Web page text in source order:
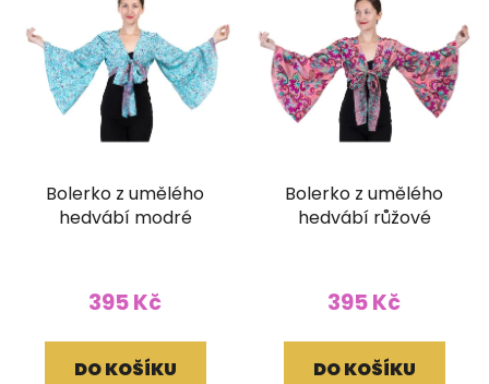
Bolerko z umělého
hedvábí modré
395 Kč
DO KOŠÍKU
Bolerko z umělého
hedvábí růžové
395 Kč
DO KOŠÍKU